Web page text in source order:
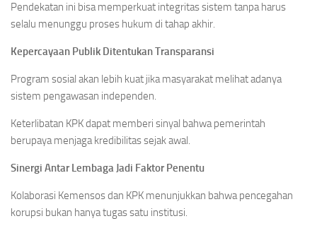
Pendekatan ini bisa memperkuat integritas sistem tanpa harus
selalu menunggu proses hukum di tahap akhir.
Kepercayaan Publik Ditentukan Transparansi
Program sosial akan lebih kuat jika masyarakat melihat adanya
sistem pengawasan independen.
Keterlibatan KPK dapat memberi sinyal bahwa pemerintah
berupaya menjaga kredibilitas sejak awal.
Sinergi Antar Lembaga Jadi Faktor Penentu
Kolaborasi Kemensos dan KPK menunjukkan bahwa pencegahan
korupsi bukan hanya tugas satu institusi.